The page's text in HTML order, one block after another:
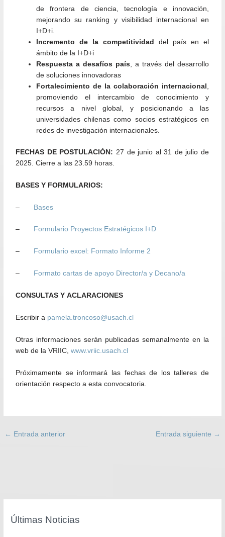
de frontera de ciencia, tecnología e innovación,
mejorando su ranking y visibilidad internacional en
I+D+i.
Incremento de la competitividad
del país en el
ámbito de la I+D+i
Respuesta a desafíos país, a través del desarrollo
de soluciones innovadoras
Fortalecimiento de la colaboración internacional ,
promoviendo el intercambio de conocimiento y
recursos a nivel global, y posicionando a las
universidades chilenas como socios estratégicos en
redes de investigación internacionales.
FECHAS DE POSTULACIÓN: 27 de junio al 31 de julio de
2025. Cierre a las 23.59 horas.
BASES Y FORMULARIOS:
– Bases
– Formulario Proyectos Estratégicos I+D
– Formulario excel: Formato Informe 2
– Formato cartas de apoyo Director/a y Decano/a
CONSULTAS Y ACLARACIONES
Escribir a pamela.troncoso@usach.cl
Otras informaciones serán publicadas semanalmente en la
web de la VRIIC,www.vriic.usach.cl
Próximamente se informará las fechas de los talleres de
orientación respecto a esta convocatoria.
← Entrada anterior Entrada siguiente →
Últimas Noticias